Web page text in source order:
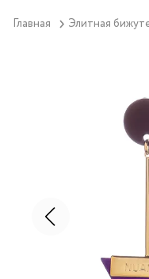
Главная Элитная